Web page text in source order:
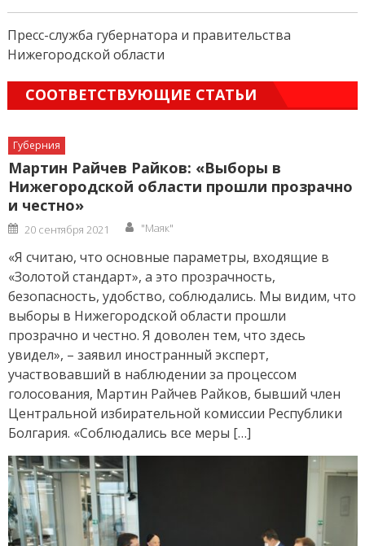
Пресс-служба губернатора и правительства
Нижегородской области
СООТВЕТСТВУЮЩИЕ СТАТЬИ
Губерния
Мартин Райчев Райков: «Выборы в
Нижегородской области прошли прозрачно
и честно»
Posted
on
20 сентября 2021 Author
"Маяк"
«Я считаю, что основные параметры, входящие в
«Золотой стандарт», а это прозрачность,
безопасность, удобство, соблюдались. Мы видим, что
выборы в Нижегородской области прошли
прозрачно и честно. Я доволен тем, что здесь
увидел», – заявил иностранный эксперт,
участвовавший в наблюдении за процессом
голосования, Мартин Райчев Райков, бывший член
Центральной избирательной комиссии Республики
Болгария. «Соблюдались все меры […]